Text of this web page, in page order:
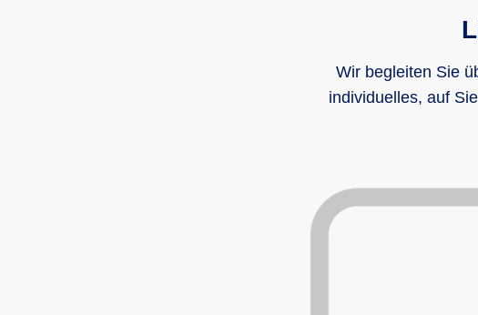
Wir begleiten Sie
individuelles, auf